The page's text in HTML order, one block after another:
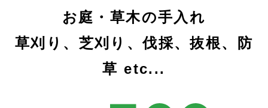
お庭・草木の手入れ
草刈り、芝刈り、伐採、抜根、防
草 etc...